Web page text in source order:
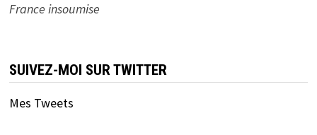
France insoumise
SUIVEZ-MOI SUR TWITTER
Mes Tweets